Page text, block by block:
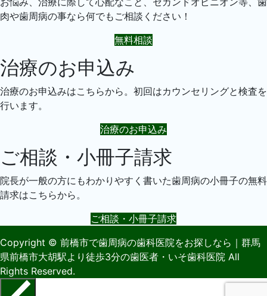
肉や歯周病の事なら何でもご相談ください！
無料相談
治療のお申込み
治療のお申込みはこちらから。初回はカウンセリングと検査を
行います。
治療のお申込み
ご相談・小冊子請求
院長が一般の方にもわかりやすく書いた歯周病の小冊子の無料
請求はこちらから。
ご相談・小冊子請求
Copyright © 前橋市で歯周病の歯科医院をお探しなら｜群馬
県前橋市大胡駅より徒歩3分の歯医者・いそ歯科医院 All
Rights Reserved.